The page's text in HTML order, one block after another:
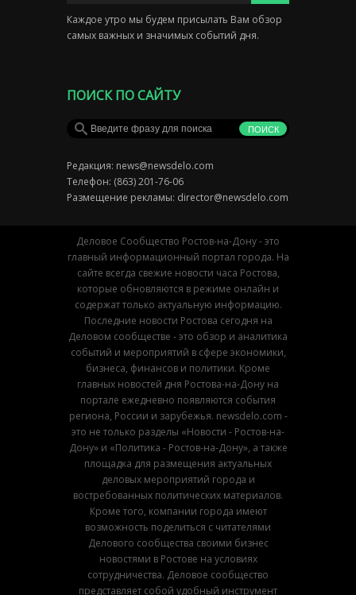
Каждое утро мы будем присылать Вам обзор
самых важных и значимых событий дня.
ПОИСК ПО САЙТУ
Редакция: news@newsdelo.com
Телефон: (863) 201-76-06
Размещение рекламы: director@newsdelo.com
Деловое Сообщество Ростов-на-Дону - это
главный информационный портал города. На
сайте всегда свежие новости часа Ростова,
которые обновляются в режиме онлайн и
содержат только актуальную информацию.
Последние новости Ростова сегодня на
Деловом сообществе - это обзор и аналитика
событий и мероприятий в сфере экономики,
бизнеса, финансов и политики. Кроме
главных новостей дня Ростова-на-Дону на
портале ежедневно появляются события
региона, России и зарубежья. newsdelo.com -
это не только разделы «Новости - Ростов-на-
Дону» и «Политика - Ростов-на-Дону», а также
площадка для размещения актуальных
деловых мероприятий города и
востребованных политических материалов.
Кроме того, компании города имеют
возможность поделиться с читателями
Делового сообщества своими бизнес
новостями в Ростове на условиях
сотрудничества. Деловое сообщество
представляет собой удобный инструмент